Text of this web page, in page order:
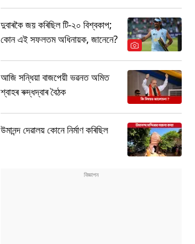
দুবাৰকৈ জয় কৰিছিল টি-২০ বিশ্বকাপ;
কোন এই সফলতম অধিনায়ক, জানেনে?
আজি সন্ধিয়া বাজপেয়ী ভৱনত অমিত
শ্বাহৰ ৰুদ্ধদ্বাৰ বৈঠক
উমানন্দ দেৱালয় কোনে নিৰ্মাণ কৰিছিল